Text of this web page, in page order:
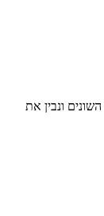
ונבין את